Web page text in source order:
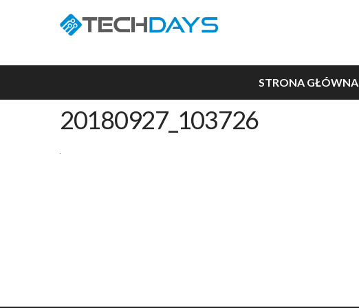
STRONA GŁÓWNA
20180927_103726